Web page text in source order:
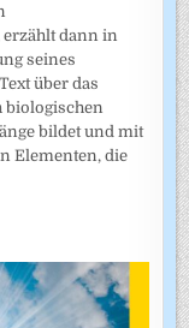
erzählt dann in
seines
über das
biologischen
bildet und mit
Elementen, die